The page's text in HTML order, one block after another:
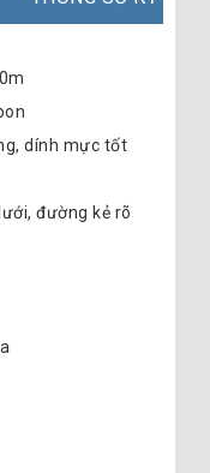
dính mực tốt
đường kẻ rõ